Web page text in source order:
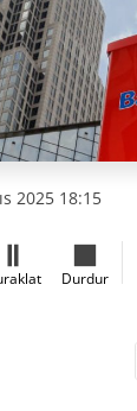
2025 18:15
Durdur